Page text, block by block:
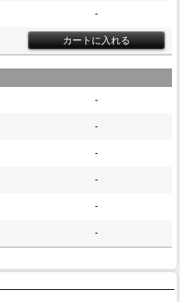
-
-
-
-
-
-
-